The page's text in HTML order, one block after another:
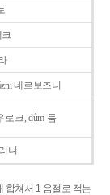
크
네르보즈니
로크, dům 둠
니
합쳐서 1 음절로 적는